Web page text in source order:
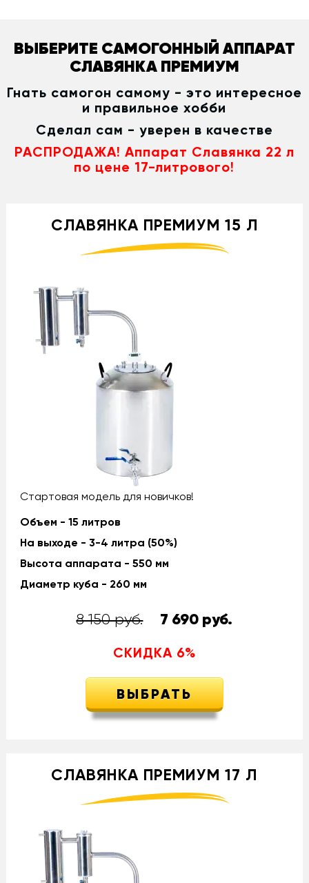
ВЫБЕРИТЕ САМОГОННЫЙ АППАРАТ
СЛАВЯНКА ПРЕМИУМ
Гнать самогон самому - это интересное
и правильное хобби
Сделал сам - уверен в качестве
РАСПРОДАЖА! Аппарат Славянка 22 л
по цене 17-литрового!
СЛАВЯНКА ПРЕМИУМ 15 Л
Стартовая модель для новичков!
Объем - 15 литров
На выходе - 3-4 литра (50%)
Высота аппарата - 550 мм
Диаметр куба - 260 мм
8 150 руб. 7 690 руб.
СКИДКА 6%
ВЫБРАТЬ
СЛАВЯНКА ПРЕМИУМ 17 Л